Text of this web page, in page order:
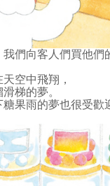
們向客人們買他們
空中飛翔，
梯的夢。
果雨的夢也很受歡